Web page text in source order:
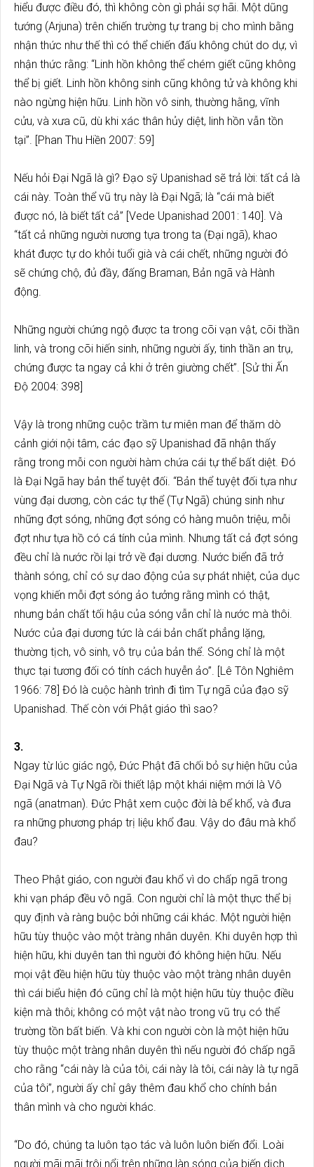
hiểu được điều đó, thì không còn gì phải sợ hãi. Một dũng
tướng (Arjuna) trên chiến trường tự trang bị cho mình bằng
nhận thức như thế thì có thể chiến đấu không chút do dự, vì
nhận thức rằng: “Linh hồn không thể chém giết cũng không
thể bị giết. Linh hồn không sinh cũng không tử và không khi
nào ngừng hiện hữu. Linh hồn vô sinh, thường hằng, vĩnh
cửu, và xưa cũ, dù khi xác thân hủy diệt, linh hồn vẫn tồn
tại”. [Phan Thu Hiền 2007: 59]
Nếu hỏi Đại Ngã là gì? Đạo sỹ Upanishad sẽ trả lời: tất cả là
cái này. Toàn thể vũ trụ này là Đại Ngã; là “cái mà biết
được nó, là biết tất cả” [Vede Upanishad 2001: 140]. Và
“tất cả những người nương tựa trong ta (Đại ngã), khao
khát được tự do khỏi tuổi già và cái chết, những người đó
sẽ chứng chộ, đủ đầy, đấng Braman, Bản ngã và Hành
động.
Những người chứng ngộ được ta trong cõi vạn vật, cõi thần
linh, và trong cõi hiến sinh, những người ấy, tinh thần an trụ,
chứng được ta ngay cả khi ở trên giường chết”. [Sử thi Ấn
Độ 2004: 398]
Vậy là trong những cuộc trầm tư miên man để thăm dò
cảnh giới nội tâm, các đạo sỹ Upanishad đã nhận thấy
rằng trong mỗi con người hàm chứa cái tự thể bất diệt. Đó
là Đại Ngã hay bản thể tuyệt đối. “Bản thể tuyệt đối tựa như
vùng đại dương, còn các tự thể (Tự Ngã) chúng sinh như
những đợt sóng, những đợt sóng có hàng muôn triệu, mỗi
đợt như tựa hồ có cá tính của mình. Nhưng tất cả đợt sóng
đều chỉ là nước rồi lại trở về đại dương. Nước biển đã trở
thành sóng, chỉ có sự dao động của sự phát nhiệt, của dục
vọng khiến mỗi đợt sóng ảo tưởng rằng mình có thật,
nhưng bản chất tối hậu của sóng vẫn chỉ là nước mà thôi.
Nước của đại dương tức là cái bản chất phẳng lặng,
thường tịch, vô sinh, vô trụ của bản thể. Sóng chỉ là một
thực tại tương đối có tính cách huyễn ảo”. [Lê Tôn Nghiêm
1966: 78] Đó là cuộc hành trình đi tìm Tự ngã của đạo sỹ
Upanishad. Thế còn với Phật giáo thì sao?
3.
Ngay từ lúc giác ngộ, Đức Phật đã chối bỏ sự hiện hữu của
Đại Ngã và Tự Ngã rồi thiết lập một khái niệm mới là Vô
ngã (anatman). Đức Phật xem cuộc đời là bể khổ, và đưa
ra những phương pháp trị liệu khổ đau. Vậy do đâu mà khổ
đau?
Theo Phật giáo, con người đau khổ vì do chấp ngã trong
khi vạn pháp đều vô ngã. Con người chỉ là một thực thể bị
quy định và ràng buộc bởi những cái khác. Một người hiện
hữu tùy thuộc vào một tràng nhân duyên. Khi duyên hợp thì
hiện hữu, khi duyên tan thì người đó không hiện hữu. Nếu
mọi vật đều hiện hữu tùy thuộc vào một tràng nhân duyên
thì cái biểu hiện đó cũng chỉ là một hiện hữu tùy thuộc điều
kiện mà thôi; không có một vật nào trong vũ trụ có thể
trường tồn bất biến. Và khi con người còn là một hiện hữu
tùy thuộc một tràng nhân duyên thì nếu người đó chấp ngã
cho rằng “cái này là của tôi, cái này là tôi, cái này là tự ngã
của tôi”, người ấy chỉ gây thêm đau khổ cho chính bản
thân mình và cho người khác.
“Do đó, chúng ta luôn tạo tác và luôn luôn biến đổi. Loài
người mãi mãi trôi nổi trên những làn sóng của biến dịch